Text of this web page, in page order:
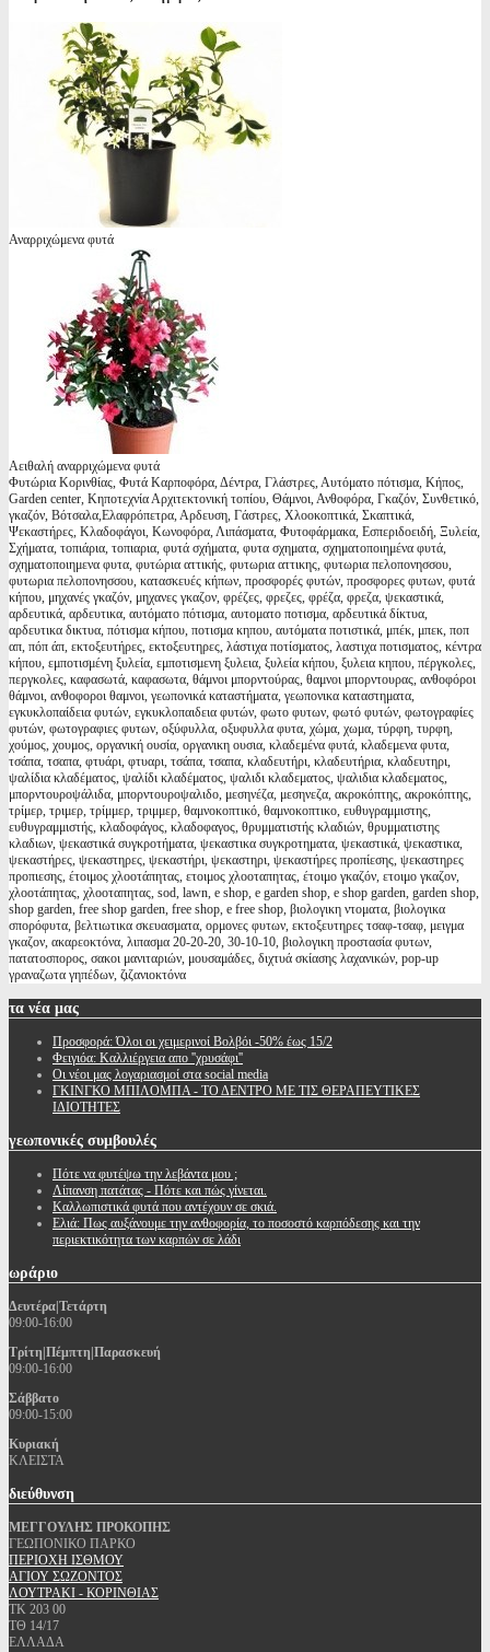
Αναρριχώμενα φυτά
Αειθαλή αναρριχώμενα φυτά
Φυτώρια Κορινθίας, Φυτά Καρποφόρα, Δέντρα, Γλάστρες, Αυτόματο πότισμα, Κήπος,
Garden center, Κηποτεχνία Αρχιτεκτονική τοπίου, Θάμνοι, Ανθοφόρα, Γκαζόν, Συνθετικό,
γκαζόν, Βότσαλα,Ελαφρόπετρα, Αρδευση, Γάστρες, Χλοοκοπτικά, Σκαπτικά,
Ψεκαστήρες, Κλαδοφάγοι, Κωνοφόρα, Λιπάσματα, Φυτοφάρμακα, Εσπεριδοειδή, Ξυλεία,
Σχήματα, τοπιάρια, τοπιαρια, φυτά σχήματα, φυτα σχηματα, σχηματοποιημένα φυτά,
σχηματοποιημενα φυτα, φυτώρια αττικής, φυτωρια αττικης, φυτωρια πελοπονησσου,
φυτωρια πελοπονησσου, κατασκευές κήπων, προσφορές φυτών, προσφορες φυτων, φυτά
κήπου, μηχανές γκαζόν, μηχανες γκαζον, φρέζες, φρεζες, φρέζα, φρεζα, ψεκαστικά,
αρδευτικά, αρδευτικα, αυτόματο πότισμα, αυτοματο ποτισμα, αρδευτικά δίκτυα,
αρδευτικα δικτυα, πότισμα κήπου, ποτισμα κηπου, αυτόματα ποτιστικά, μπέκ, μπεκ, ποπ
απ, πόπ άπ, εκτοξευτήρες, εκτοξευτηρες, λάστιχα ποτίσματος, λαστιχα ποτισματος, κέντρα
κήπου, εμποτισμένη ξυλεία, εμποτισμενη ξυλεια, ξυλεία κήπου, ξυλεια κηπου, πέργκολες,
περγκολες, καφασωτά, καφασωτα, θάμνοι μπορντούρας, θαμνοι μπορντουρας, ανθοφόροι
θάμνοι, ανθοφοροι θαμνοι, γεωπονικά καταστήματα, γεωπονικα καταστηματα,
εγκυκλοπαίδεια φυτών, εγκυκλοπαιδεια φυτών, φωτο φυτων, φωτό φυτών, φωτογραφίες
φυτών, φωτογραφιες φυτων, οξύφυλλα, οξυφυλλα φυτα, χώμα, χωμα, τύρφη, τυρφη,
χούμος, χουμος, οργανική ουσία, οργανικη ουσια, κλαδεμένα φυτά, κλαδεμενα φυτα,
τσάπα, τσαπα, φτυάρι, φτυαρι, τσάπα, τσαπα, κλαδευτήρι, κλαδευτήρια, κλαδευτηρι,
ψαλίδια κλαδέματος, ψαλίδι κλαδέματος, ψαλιδι κλαδεματος, ψαλιδια κλαδεματος,
μπορντουροψάλιδα, μπορντουροψαλιδο, μεσηνέζα, μεσηνεζα, ακροκόπτης, ακροκόπτης,
τρίμερ, τριμερ, τρίμμερ, τριμμερ, θαμνοκοπτικό, θαμνοκοπτικο, ευθυγραμμιστης,
ευθυγραμμιστής, κλαδοφάγος, κλαδοφαγος, θρυμματιστής κλαδιών, θρυμματιστης
κλαδιων, ψεκαστικά συγκροτήματα, ψεκαστικα συγκροτηματα, ψεκαστικά, ψεκαστικα,
ψεκαστήρες, ψεκαστηρες, ψεκαστήρι, ψεκαστηρι, ψεκαστήρες προπίεσης, ψεκαστηρες
προπιεσης, έτοιμος χλοοτάπητας, ετοιμος χλοοταπητας, έτοιμο γκαζόν, ετοιμο γκαζον,
χλοοτάπητας, χλοοταπητας, sod, lawn, e shop, e garden shop, e shop garden, garden shop,
shop garden, free shop garden, free shop, e free shop, βιολογικη ντοματα, βιολογικα
σπορόφυτα, βελτιωτικα σκευασματα, ορμονες φυτων, εκτοξευτηρες τσαφ-τσαφ, μειγμα
γκαζον, ακαρεοκτόνα, λιπασμα 20-20-20, 30-10-10, βιολογικη προστασία φυτων,
πατατοσπορος, σακοι μανιταριών, μουσαμάδες, διχτυά σκίασης λαχανικών, pop-up
γραναζωτα γηπέδων, ζιζανιοκτόνα
τα νέα μας
Προσφορά: Όλοι οι χειμερινοί Βολβόι -50% έως 15/2
Φειγιόα: Καλλιέργεια απο ''χρυσάφι''
Oι νέοι μας λογαριασμοί στα social media
ΓΚΙΝΓΚΟ ΜΠΙΛΟΜΠΑ - ΤΟ ΔΕΝΤΡΟ ΜΕ ΤΙΣ ΘΕΡΑΠΕΥΤΙΚΕΣ
ΙΔΙΟΤΗΤΕΣ
γεωπονικές συμβουλές
Πότε να φυτέψω την λεβάντα μου ;
Λίπανση πατάτας - Πότε και πώς γίνεται.
Καλλωπιστικά φυτά που αντέχουν σε σκιά.
Ελιά: Πως αυξάνουμε την ανθοφορία, το ποσοστό καρπόδεσης και την
περιεκτικότητα των καρπών σε λάδι
ωράριο
Δευτέρα|Τετάρτη
09:00-16:00
Τρίτη|Πέμπτη|Παρασκευή
09:00-16:00
Σάββατο
09:00-15:00
Κυριακή
ΚΛΕΙΣΤΑ
διεύθυνση
ΜΕΓΓΟΥΛΗΣ ΠΡΟΚΟΠΗΣ
ΓΕΩΠΟΝΙΚΟ ΠΑΡΚΟ
ΠΕΡΙΟΧΗ ΙΣΘΜΟΥ
ΑΓΙΟΥ ΣΩΖΟΝΤΟΣ
ΛΟΥΤΡΑΚΙ - ΚΟΡΙΝΘΙΑΣ
ΤΚ 203 00
ΤΘ 14/17
ΕΛΛΑΔΑ